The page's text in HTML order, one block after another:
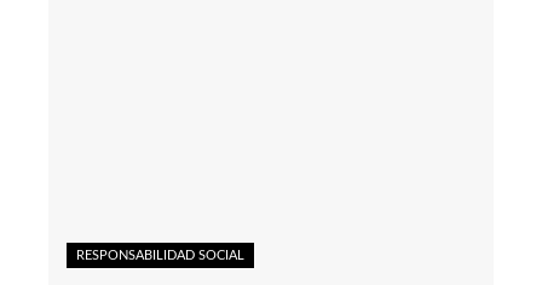
RESPONSABILIDAD SOCIAL